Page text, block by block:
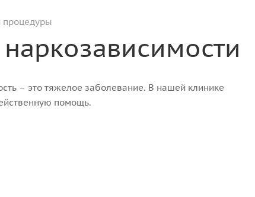
процедуры
– это тяжелое заболевание. В нашей клинике
помощь.